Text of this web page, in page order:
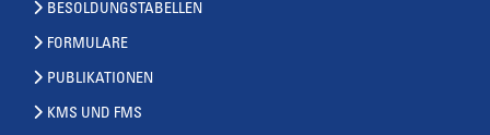
BESOLDUNGSTABELLEN
FORMULARE
PUBLIKATIONEN
KMS UND FMS